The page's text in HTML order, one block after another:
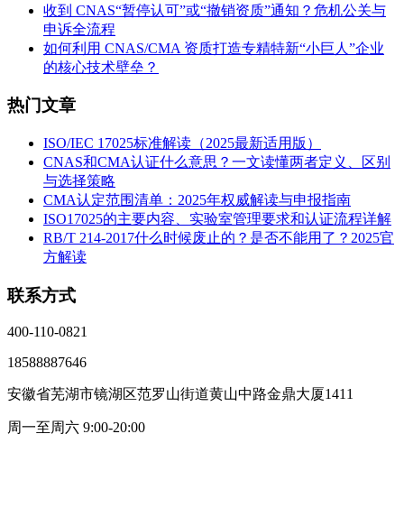
收到 CNAS“暂停认可”或“撤销资质”通知？危机公关与
申诉全流程
如何利用 CNAS/CMA 资质打造专精特新“小巨人”企业
的核心技术壁垒？
热门文章
ISO/IEC 17025标准解读（2025最新适用版）
CNAS和CMA认证什么意思？一文读懂两者定义、区别
与选择策略
CMA认定范围清单：2025年权威解读与申报指南
ISO17025的主要内容、实验室管理要求和认证流程详解
RB/T 214-2017什么时候废止的？是否不能用了？2025官
方解读
联系方式
400-110-0821
18588887646
安徽省芜湖市镜湖区范罗山街道黄山中路金鼎大厦1411
周一至周六 9:00-20:00